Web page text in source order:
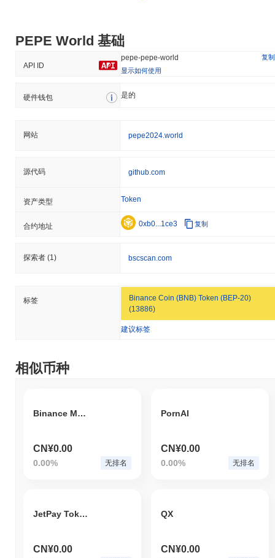
PEPE World 基础
API ID
pepe-pepe-world
复制
显示如何使用
硬件钱包 是的
网站 pepe2024.world
源代码 github.com
资产类型 Token
合约地址 0xb0...1ce3 复制
探索者 (1) bscscan.com
标签
Binance Coin (BNB) Token (BEP-20)
(13886)
建议标签
相似币种
Binance Moon
CN¥0.00
0.00% 无排名
PornAI
CN¥0.00
0.00% 无排名
JetPay Token
CN¥0.00
QX
CN¥0.00